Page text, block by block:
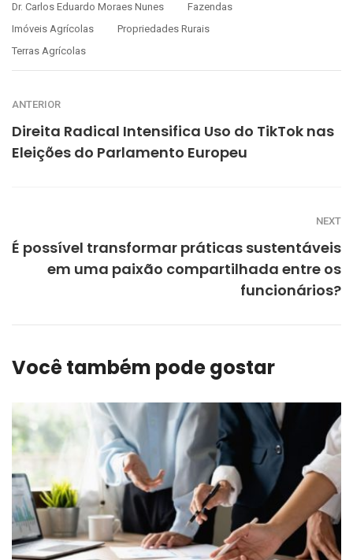
Dr. Carlos Eduardo Moraes Nunes
Fazendas
Imóveis Agrícolas
Propriedades Rurais
Terras Agrícolas
ANTERIOR
Direita Radical Intensifica Uso do TikTok nas
Eleições do Parlamento Europeu
NEXT
É possível transformar práticas sustentáveis
em uma paixão compartilhada entre os
funcionários?
Você também pode gostar